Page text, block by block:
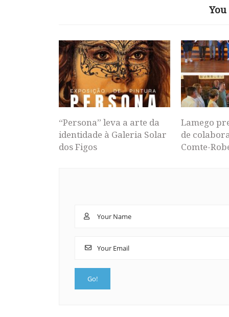
“Persona” leva a arte da
identidade à Galeria Solar
dos Figos
Lamego
de
Comte-